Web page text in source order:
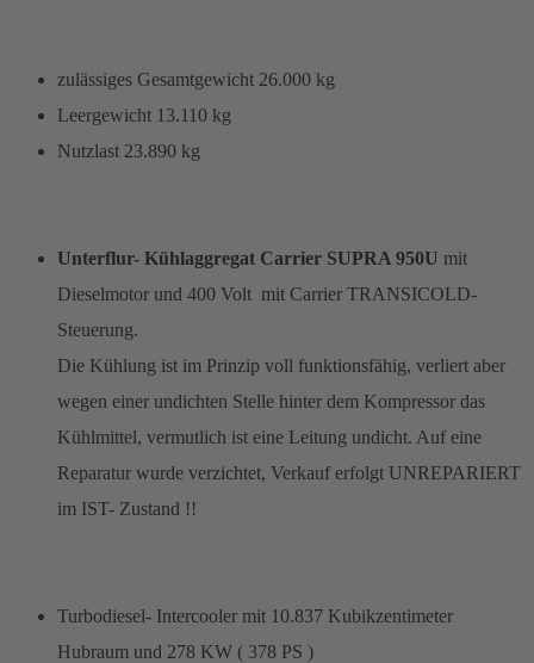
zulässiges Gesamtgewicht 26.000 kg
Leergewicht 13.110 kg
Nutzlast 23.890 kg
Unterflur- Kühlaggregat Carrier SUPRA 950U mit
Dieselmotor und 400 Volt mit Carrier TRANSICOLD-
Steuerung.
Die Kühlung ist im Prinzip voll funktionsfähig, verliert aber
wegen einer undichten Stelle hinter dem Kompressor das
Kühlmittel, vermutlich ist eine Leitung undicht. Auf eine
Reparatur wurde verzichtet, Verkauf erfolgt UNREPARIERT
im IST- Zustand !!
Turbodiesel- Intercooler mit 10.837 Kubikzentimeter
Hubraum und 278 KW ( 378 PS )